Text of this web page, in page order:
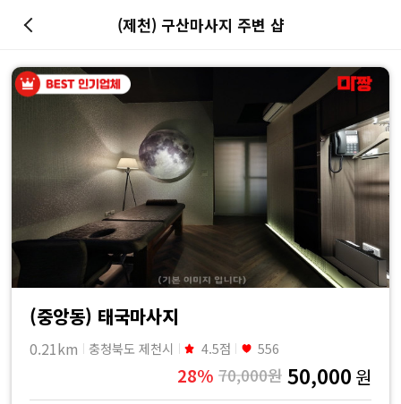
마
사
최
저
가
예
약
(제천) 구산마사지 주변 샵
(중앙동) 태국마사지
0.21km 충청북도 제천시 4.5점 556
28% 70,000원 50,000 원